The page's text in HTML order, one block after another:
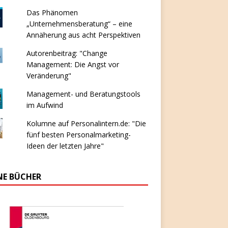
Das Phänomen
„Unternehmensberatung“ – eine
Annäherung aus acht Perspektiven
Autorenbeitrag: "Change
Management: Die Angst vor
Veränderung"
Management- und Beratungstools
im Aufwind
Kolumne auf Personalintern.de: "Die
fünf besten Personalmarketing-
Ideen der letzten Jahre"
BÜCHER